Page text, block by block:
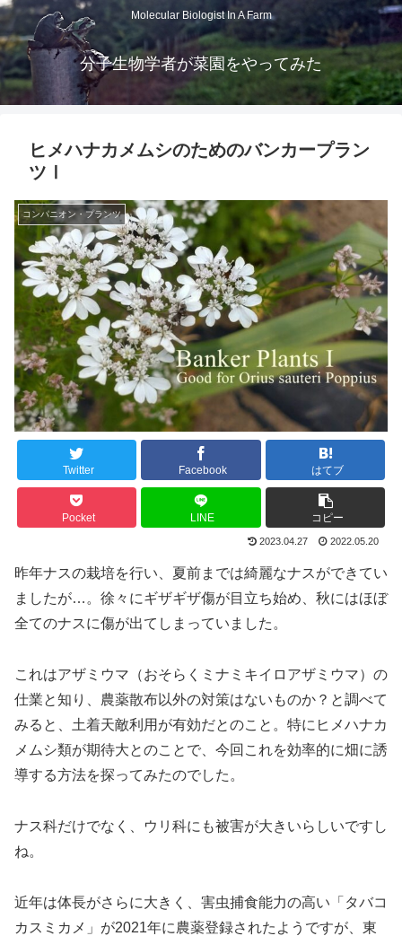
Molecular Biologist In A Farm
分子生物学者が菜園をやってみた
ヒメハナカメムシのためのバンカープラン
ツⅠ
コンパニオン・プランツ
Twitter Facebook はてブ
Pocket LINE コピー
2023.04.27 2022.05.20
昨年ナスの栽培を行い、夏前までは綺麗なナスができてい
ましたが…。徐々にギザギザ傷が目立ち始め、秋にはほぼ
全てのナスに傷が出てしまっていました。
これはアザミウマ（おそらくミナミキイロアザミウマ）の
仕業と知り、農薬散布以外の対策はないものか？と調べて
みると、土着天敵利用が有効だとのこと。特にヒメハナカ
メムシ類が期待大とのことで、今回これを効率的に畑に誘
導する方法を探ってみたのでした。
ナス科だけでなく、ウリ科にも被害が大きいらしいですし
ね。
近年は体長がさらに大きく、害虫捕食能力の高い「タバコ
カスミカメ」が2021年に農薬登録されたようですが、東